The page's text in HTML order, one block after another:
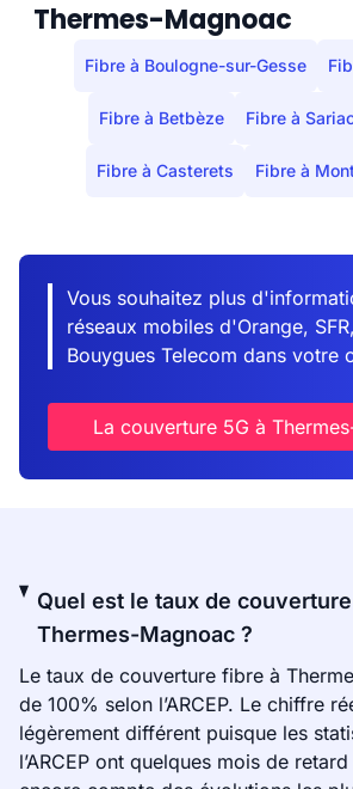
Thermes-Magnoac
Fibre à Boulogne-sur-Gesse
Fibre à Betbèze Fibre à
Fibre à Casterets Fibre à
Vous souhaitez plus
réseaux mobiles d'Orange,
Bouygues Telecom dans votre
La couverture 5G à
Quel est le taux de
Thermes-Magnoac ?
Le taux de couverture fibre à
de 100% selon l’ARCEP. Le chiffre
légèrement différent puisque les
l’ARCEP ont quelques mois de